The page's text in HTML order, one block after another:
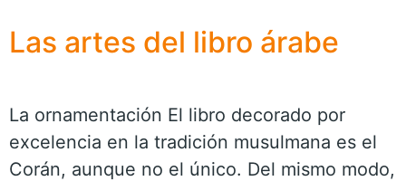
Las artes del libro árabe
La ornamentación El libro decorado por
excelencia en la tradición musulmana es el
Corán, aunque no el único. Del mismo modo,